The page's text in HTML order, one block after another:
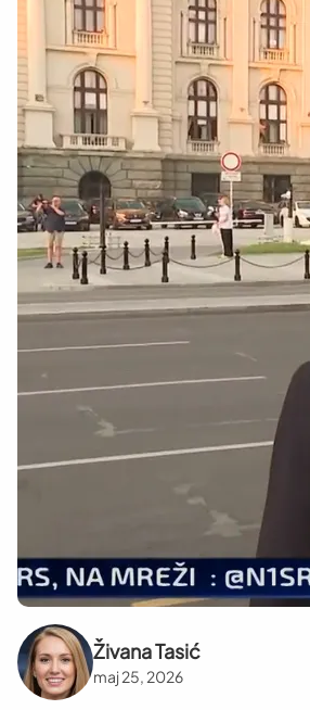
Živana Tasić
maj 25, 2026